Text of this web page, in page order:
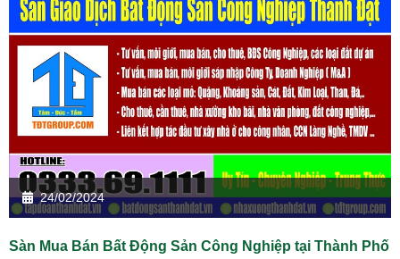
24/02/2024
Sàn Mua Bán Bất Động Sản Công Nghiệp tại Thành Phố